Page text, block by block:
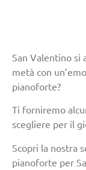
San Valentino si
metà con
pianoforte?
Ti forniremo
scegliere per il
Scopri la nostra
pianoforte per